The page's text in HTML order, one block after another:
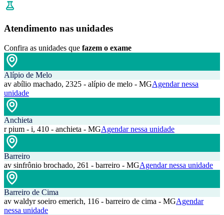
Atendimento nas unidades
Confira as unidades que fazem o exame
Alípio de Melo
av abílio machado, 2325 - alípio de melo - MGAgendar nessa
unidade
Anchieta
r pium - i, 410 - anchieta - MGAgendar nessa unidade
Barreiro
av sinfrônio brochado, 261 - barreiro - MGAgendar nessa unidade
Barreiro de Cima
av waldyr soeiro emerich, 116 - barreiro de cima - MGAgendar
nessa unidade